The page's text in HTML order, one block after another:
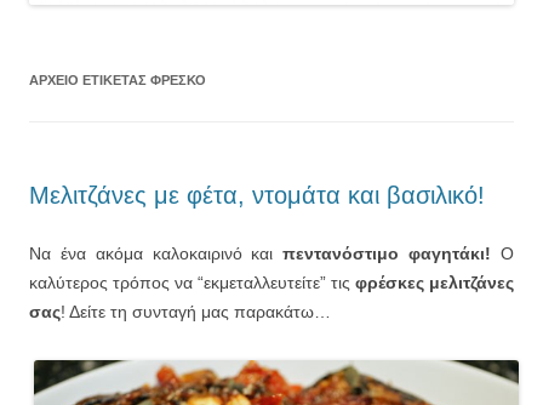
ΑΡΧΕΊΟ ΕΤΙΚΈΤΑΣ ΦΡΕΣΚΟ
Μελιτζάνες με φέτα, ντομάτα και βασιλικό!
Να ένα ακόμα καλοκαιρινό καιπεντανόστιμο φαγητάκι! Ο
καλύτερος τρόπος να “εκμεταλλευτείτε” τις φρέσκες μελιτζάνες
σας! Δείτε τη συνταγή μας παρακάτω…